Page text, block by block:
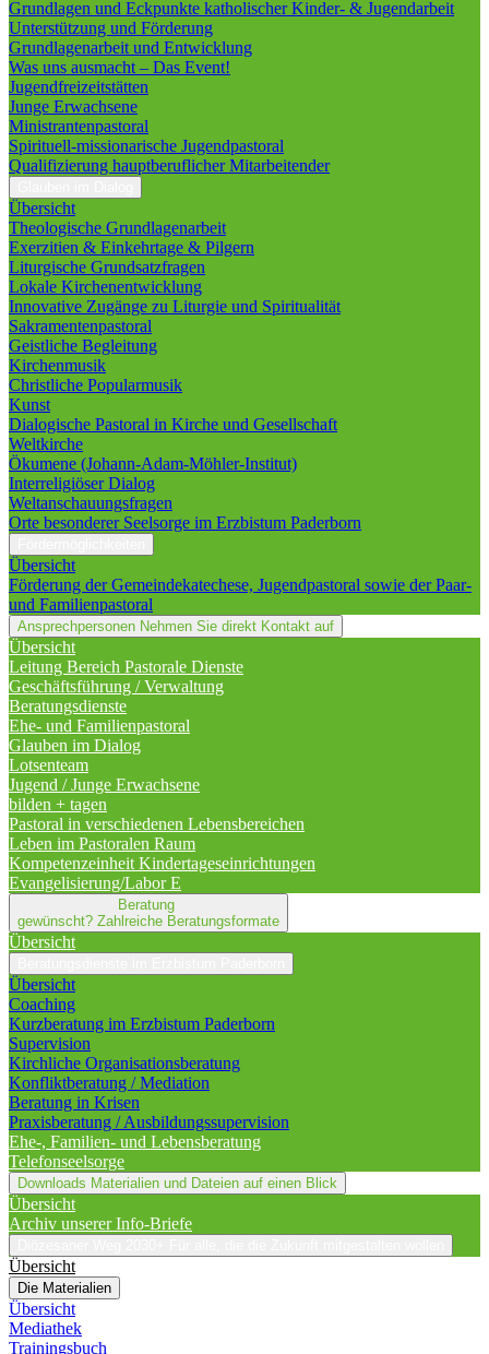
Grundlagen und Eckpunkte katholischer Kinder- & Jugendarbeit
Unterstützung und Förderung
Grundlagenarbeit und Entwicklung
Was uns ausmacht – Das Event!
Jugendfreizeitstätten
Junge Erwachsene
Ministrantenpastoral
Spirituell-missionarische Jugendpastoral
Qualifizierung hauptberuflicher Mitarbeitender
Übersicht
Theologische Grundlagenarbeit
Exerzitien & Einkehrtage & Pilgern
Liturgische Grundsatzfragen
Lokale Kirchenentwicklung
Innovative Zugänge zu Liturgie und Spiritualität
Sakramentenpastoral
Geistliche Begleitung
Kirchenmusik
Christliche Popularmusik
Kunst
Dialogische Pastoral in Kirche und Gesellschaft
Weltkirche
Ökumene (Johann-Adam-Möhler-Institut)
Interreligiöser Dialog
Weltanschauungsfragen
Orte besonderer Seelsorge im Erzbistum Paderborn
Übersicht
Förderung der Gemeindekatechese, Jugendpastoral sowie der Paar-
und Familienpastoral
Ansprechpersonen Nehmen Sie direkt Kontakt auf
Übersicht
Leitung Bereich Pastorale Dienste
Geschäftsführung / Verwaltung
Beratungsdienste
Ehe- und Familienpastoral
Glauben im Dialog
Lotsenteam
Jugend / Junge Erwachsene
bilden + tagen
Pastoral in verschiedenen Lebensbereichen
Leben im Pastoralen Raum
Kompetenzeinheit Kindertageseinrichtungen
Evangelisierung/Labor E
Beratung
gewünscht? Zahlreiche Beratungsformate
Übersicht
Übersicht
Coaching
Kurzberatung im Erzbistum Paderborn
Supervision
Kirchliche Organisationsberatung
Konfliktberatung / Mediation
Beratung in Krisen
Praxisberatung / Ausbildungssupervision
Ehe-, Familien- und Lebensberatung
Telefonseelsorge
Downloads Materialien und Dateien auf einen Blick
Übersicht
Archiv unserer Info-Briefe
Übersicht
Die Materialien
Übersicht
Mediathek
Trainingsbuch